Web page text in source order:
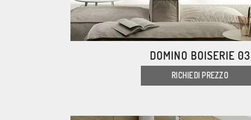
DOMINO BOISERIE 03
RICHIEDI PREZZO